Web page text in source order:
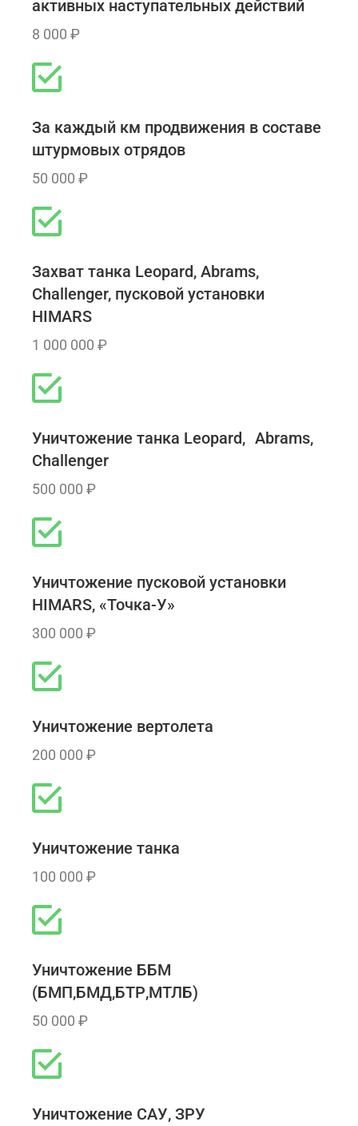
активных наступательных действий
8 000 ₽
За каждый км продвижения в составе
штурмовых отрядов
50 000 ₽
Захват танка Leopard, Abrams,
Challenger, пусковой установки
HIMARS
1 000 000 ₽
Уничтожение танка Leopard, Abrams,
Challenger
500 000 ₽
Уничтожение пусковой установки
HIMARS, «Точка-У»
300 000 ₽
Уничтожение вертолета
200 000 ₽
Уничтожение танка
100 000 ₽
Уничтожение ББМ
(БМП,БМД,БТР,МТЛБ)
50 000 ₽
Уничтожение САУ, ЗРУ